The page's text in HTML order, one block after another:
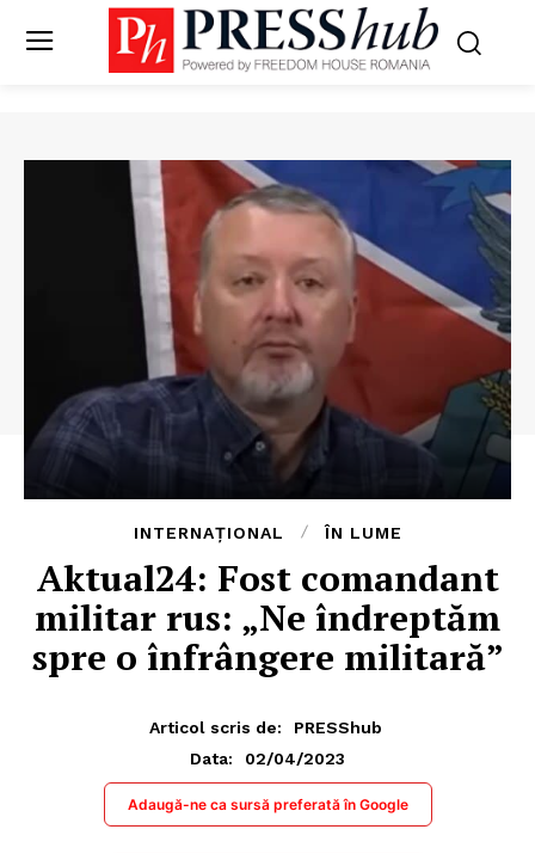
INTERNAȚIONAL ÎN LUME
Aktual24: Fost comandant
militar rus: „Ne îndreptăm
spre o înfrângere militară”
Articol scris de:
PRESShub
Data:
02/04/2023
Adaugă-ne ca sursă preferată în Google